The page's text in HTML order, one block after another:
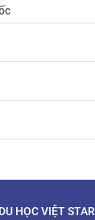
HỌC VIỆT STAR